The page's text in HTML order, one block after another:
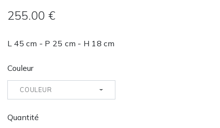
255.00 €
L 45 cm - P 25 cm - H 18 cm
Couleur
COULEUR
Quantité